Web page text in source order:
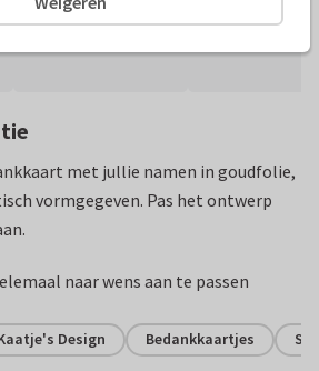
met jullie namen in goudfolie,
vormgegeven. Pas het ontwerp
naar wens aan te passen
Design Bedankkaartjes